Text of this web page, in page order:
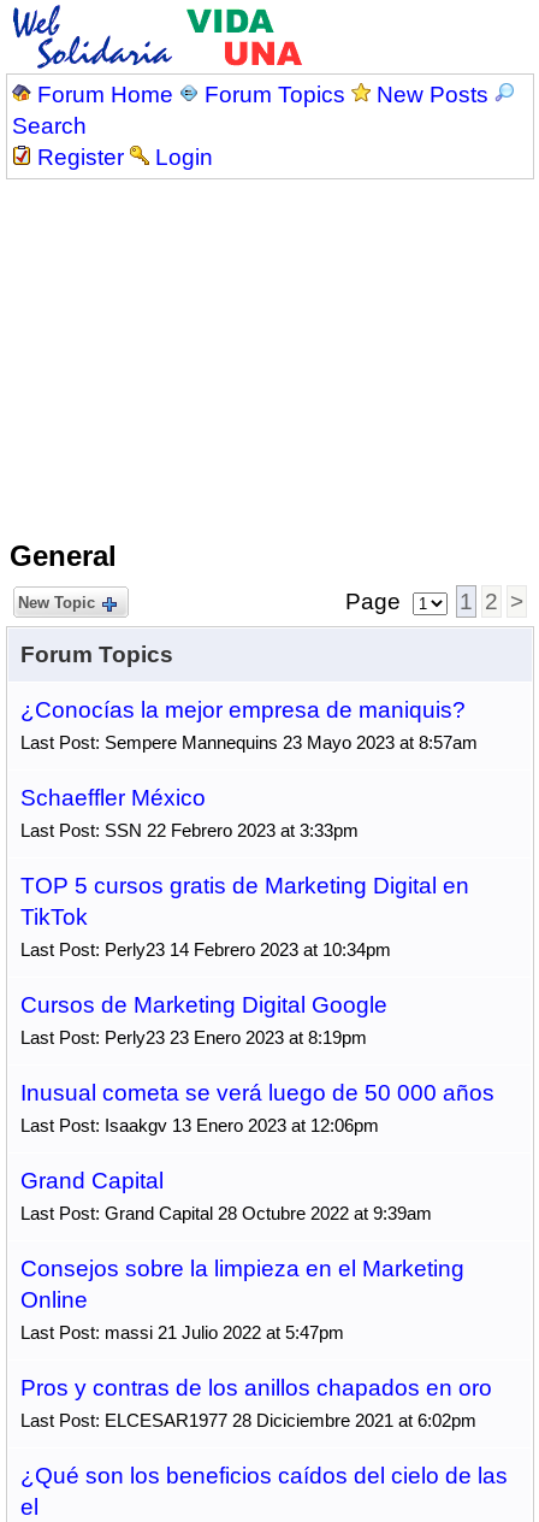
Forum Home Forum Topics
New Posts
Search
Register
Login
General
New Topic Page 1 2 >
Forum Topics
¿Conocías la mejor empresa de maniquis?
Last Post: Sempere Mannequins 23 Mayo 2023 at 8:57am
Schaeffler México
Last Post: SSN 22 Febrero 2023 at 3:33pm
TOP 5 cursos gratis de Marketing Digital en
TikTok
Last Post: Perly23 14 Febrero 2023 at 10:34pm
Cursos de Marketing Digital Google
Last Post: Perly23 23 Enero 2023 at 8:19pm
Inusual cometa se verá luego de 50 000 años
Last Post: Isaakgv 13 Enero 2023 at 12:06pm
Grand Capital
Last Post: Grand Capital 28 Octubre 2022 at 9:39am
Consejos sobre la limpieza en el Marketing
Online
Last Post: massi 21 Julio 2022 at 5:47pm
Pros y contras de los anillos chapados en oro
Last Post: ELCESAR1977 28 Diciciembre 2021 at 6:02pm
¿Qué son los beneficios caídos del cielo de las
el